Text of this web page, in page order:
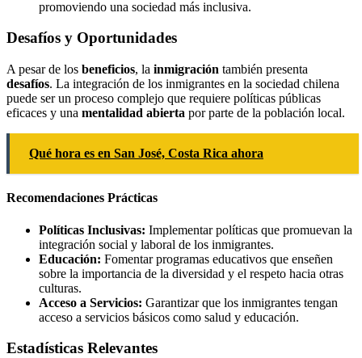
promoviendo una sociedad más inclusiva.
Desafíos y Oportunidades
A pesar de los beneficios, la inmigración también presenta
desafíos. La integración de los inmigrantes en la sociedad chilena
puede ser un proceso complejo que requiere políticas públicas
eficaces y una mentalidad abierta por parte de la población local.
Qué hora es en San José, Costa Rica ahora
Recomendaciones Prácticas
Políticas Inclusivas: Implementar políticas que promuevan la
integración social y laboral de los inmigrantes.
Educación: Fomentar programas educativos que enseñen
sobre la importancia de la diversidad y el respeto hacia otras
culturas.
Acceso a Servicios: Garantizar que los inmigrantes tengan
acceso a servicios básicos como salud y educación.
Estadísticas Relevantes